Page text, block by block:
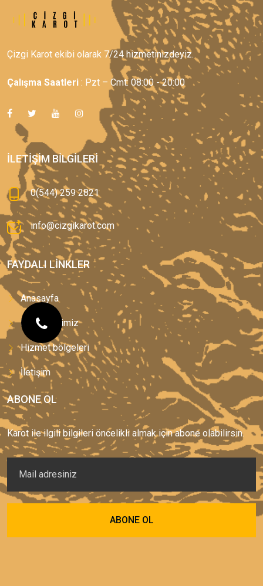
Çizgi Karot ekibi olarak 7/24 hizmetinizdeyiz.
Çalışma Saatleri : Pzt – Cmt: 08:00 - 20:00
İLETIŞIM BILGILERI
0(544) 259 2821
info@cizgikarot.com
FAYDALI LINKLER
Anasayfa
Hizmetlerimiz
Hizmet bölgeleri
İletişim
ABONE OL
Karot ile ilgili bilgileri öncelikli almak için abone olabilirsin.